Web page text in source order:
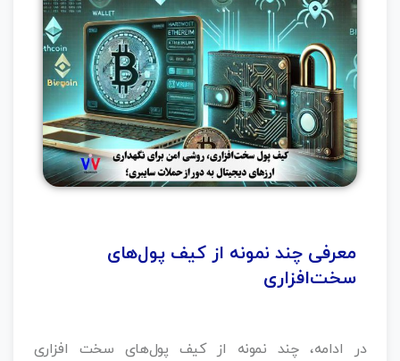
معرفی چند نمونه از کیف پول‌های
سخت‌افزاری
در ادامه، چند نمونه از کیف پول‌های سخت‌ افزاری